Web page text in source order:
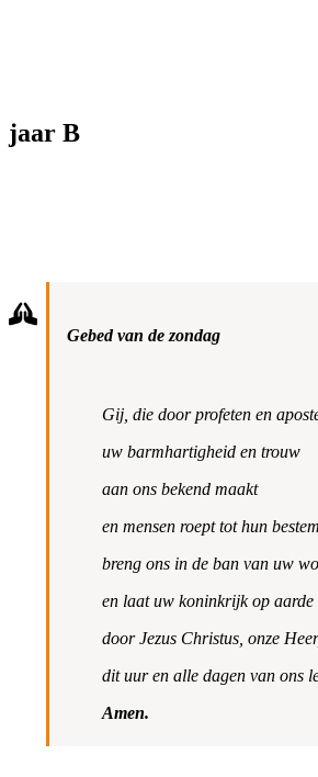
jaar B
Gebed van de zondag
Gij, die door profeten en
uw barmhartigheid en trouw
aan ons bekend maakt
en mensen roept tot hun
breng ons in de ban van uw
en laat uw koninkrijk op aarde
door Jezus Christus, onze
dit uur en alle dagen van ons
Amen.